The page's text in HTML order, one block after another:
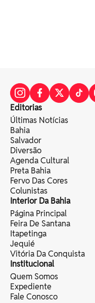
Editorias
Últimas Notícias
Bahia
Salvador
Diversão
Agenda Cultural
Preta Bahia
Fervo Das Cores
Colunistas
Interior Da Bahia
Página Principal
Feira De Santana
Itapetinga
Jequié
Vitória Da Conquista
Institucional
Quem Somos
Expediente
Fale Conosco